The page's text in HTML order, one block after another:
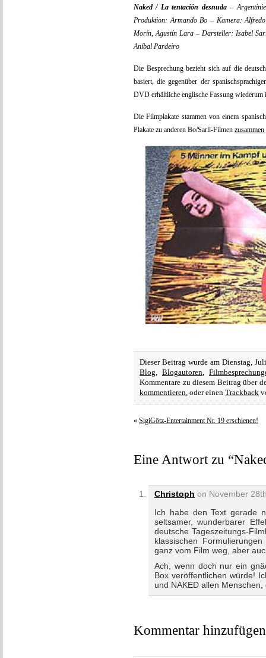
Naked / La tentación desnuda–
Produktion: Armando Bo – Kamera:
Morín, Agustín Lara – Darsteller: Isabel
Aníbal Pardeiro
Die Besprechung bezieht sich auf die
basiert, die gegenüber der
DVD erhältliche englische Fassung
Die Filmplakate stammen von einem
Plakate zu anderen Bo/Sarli-Filmen
Dieser Beitrag wurde am Dienstag,
Blog, Blogautoren,
Kommentare zu diesem Beitrag über
kommentieren, oder einen Trackback
« SigiGötz-Entertainment Nr. 19 erschienen!
Eine Antwort zu
Christoph on November
Ich habe den Text gerade
seltsamer, wunderbarer
deutsche Tageszeitungs-
klassischen
ganz vom Film weg, aber
Ach, wenn doch nur ein
Box veröffentlichen würde!
und NAKED allen
Kommentar hinzufügen